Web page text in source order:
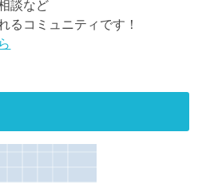
談など
るコミュニティです！